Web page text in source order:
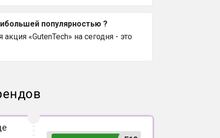
популярностью ?
«GutenTech» на сегодня - это